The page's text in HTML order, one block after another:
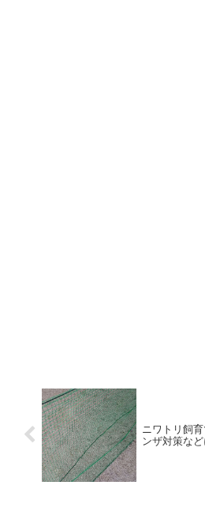
ニワトリ飼
ンザ対策な